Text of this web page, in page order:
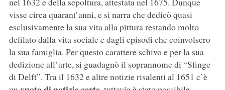
visse circa quarant’anni, e si narra che dedicò quasi
esclusivamente la sua vita alla pittura restando molto
defilato dalla vita sociale e dagli episodi che coinvolsero
la sua famiglia. Per questo carattere schivo e per la sua
dedizione all’arte, si guadagnò il soprannome di “Sfinge
di Delft”. Tra il 1632 e altre notizie risalenti al 1651 c’è